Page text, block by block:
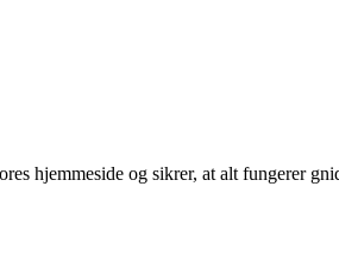
hjemmeside og sikrer, at alt fungerer